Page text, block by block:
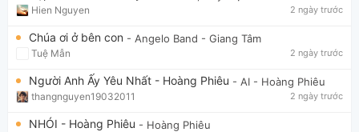
Hien Nguyen 2 ngày trước
Chúa ơi ở bên con - Angelo Band - Giang Tâm
Tuệ Mẫn 2 ngày trước
Người Anh Ấy Yêu Nhất - Hoàng Phiêu - AI - Hoàng Phiêu
thangnguyen19032011 2 ngày trước
NHÓI - Hoàng Phiêu - Hoàng Phiêu